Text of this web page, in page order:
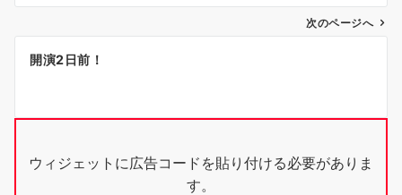
ゲ
シ
次のページへ
開演2日前！
ウィジェットに広告コードを貼り付ける必要がありま
す。